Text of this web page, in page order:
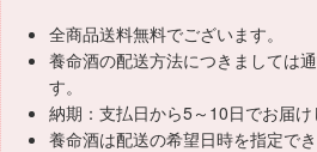
全商品送料無料でございます。
養命酒の配送方法につきましては
す。
納期：支払日から5～10日でお届け
養命酒は配送の希望日時を指定で